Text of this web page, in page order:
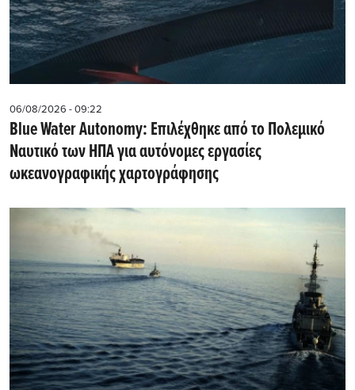
06/08/2026 - 09:22
Blue Water Autonomy: Επιλέχθηκε από το Πολεμικό
Ναυτικό των ΗΠΑ για αυτόνομες εργασίες
ωκεανογραφικής χαρτογράφησης